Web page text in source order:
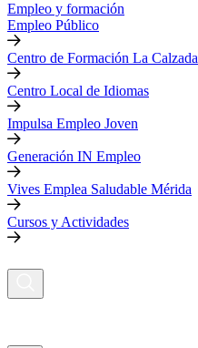
Empleo y formación
Empleo Público
Centro de Formación La Calzada
Centro Local de Idiomas
Impulsa Empleo Joven
Generación IN Empleo
Vives Emplea Saludable Mérida
Cursos y Actividades